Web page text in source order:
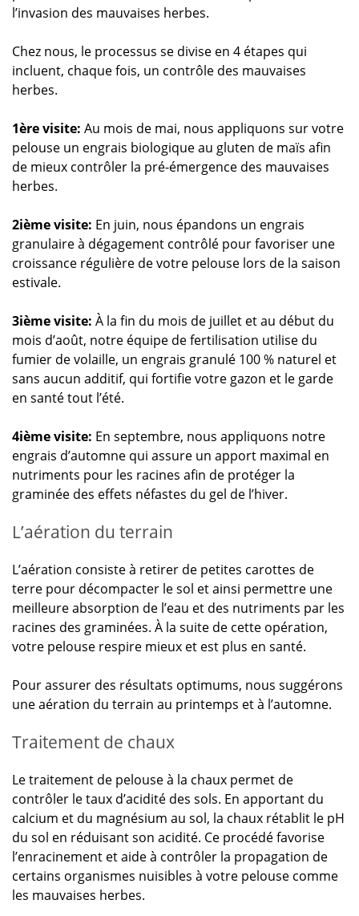
l’invasion des mauvaises herbes.
Chez nous, le processus se divise en 4 étapes qui
incluent, chaque fois, un contrôle des mauvaises
herbes.
1ère visite: Au mois de mai, nous appliquons sur votre
pelouse un engrais biologique au gluten de maïs afin
de mieux contrôler la pré-émergence des mauvaises
herbes.
2ième visite: En juin, nous épandons un engrais
granulaire à dégagement contrôlé pour favoriser une
croissance régulière de votre pelouse lors de la saison
estivale.
3ième visite: À la fin du mois de juillet et au début du
mois d’août, notre équipe de fertilisation utilise du
fumier de volaille, un engrais granulé 100 % naturel et
sans aucun additif, qui fortifie votre gazon et le garde
en santé tout l’été.
4ième visite: En septembre, nous appliquons notre
engrais d’automne qui assure un apport maximal en
nutriments pour les racines afin de protéger la
graminée des effets néfastes du gel de l’hiver.
L’aération du terrain
L’aération consiste à retirer de petites carottes de
terre pour décompacter le sol et ainsi permettre une
meilleure absorption de l’eau et des nutriments par les
racines des graminées. À la suite de cette opération,
votre pelouse respire mieux et est plus en santé.
Pour assurer des résultats optimums, nous suggérons
une aération du terrain au printemps et à l’automne.
Traitement de chaux
Le traitement de pelouse à la chaux permet de
contrôler le taux d’acidité des sols. En apportant du
calcium et du magnésium au sol, la chaux rétablit le pH
du sol en réduisant son acidité. Ce procédé favorise
l’enracinement et aide à contrôler la propagation de
certains organismes nuisibles à votre pelouse comme
les mauvaises herbes.